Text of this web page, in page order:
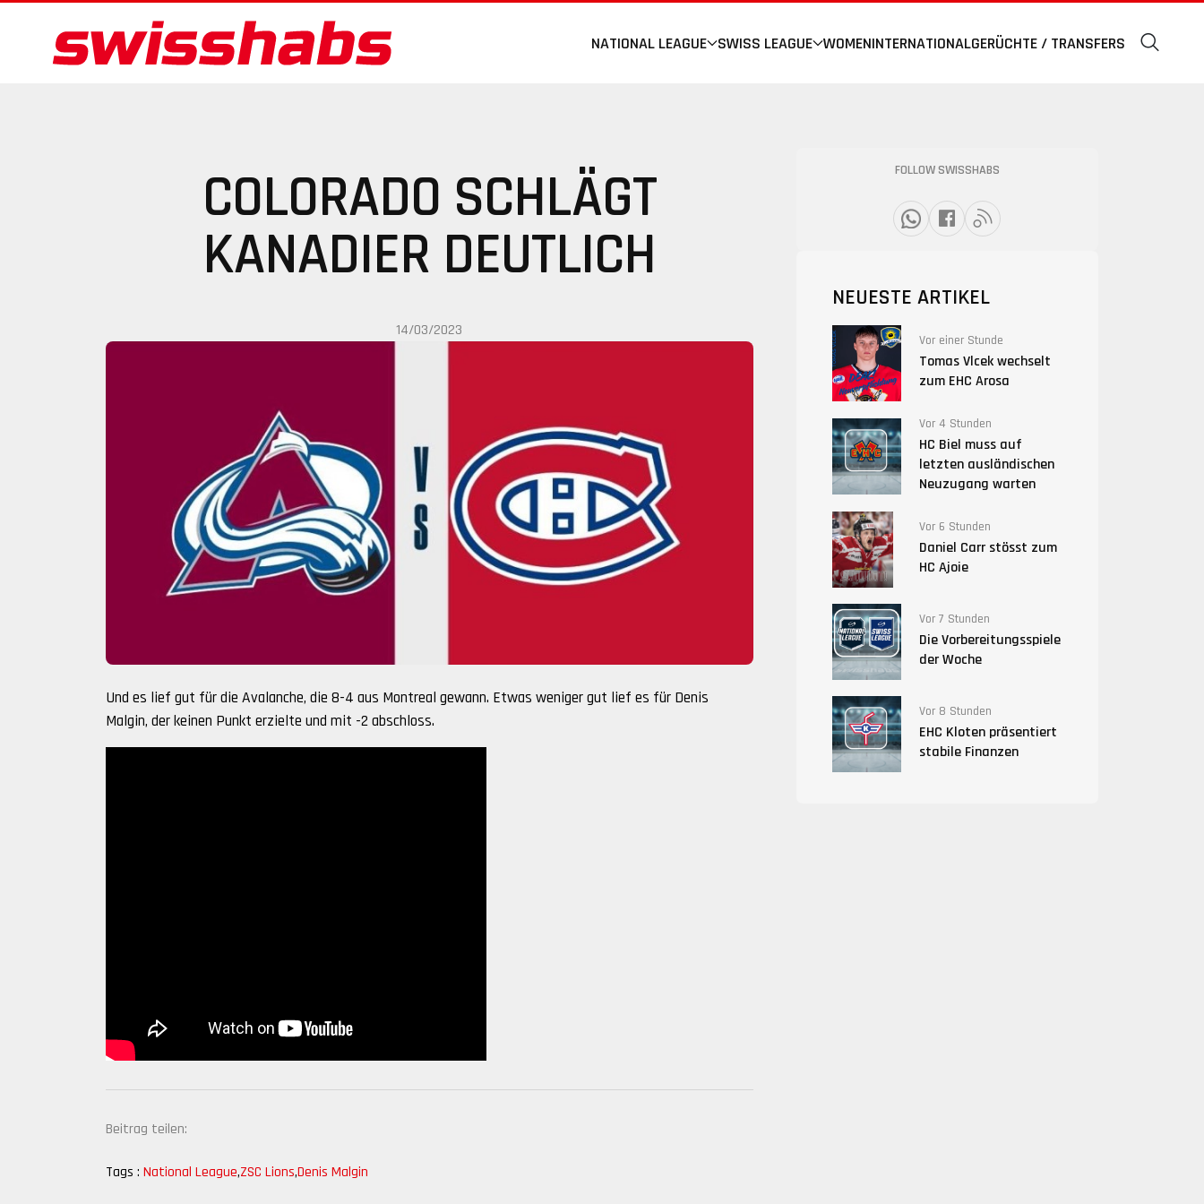
NATIONAL LEAGUE SWISS LEAGUE WOMENINTERNATIONALGERÜCHTE / TRANSFERS
COLORADO SCHLÄGT
KANADIER DEUTLICH
14/03/2023
Und es lief gut für die Avalanche, die 8-4 aus Montreal gewann. Etwas weniger gut lief es für Denis
Malgin, der keinen Punkt erzielte und mit -2 abschloss.
Beitrag teilen:
Tags : National League,ZSC Lions,Denis Malgin
FOLLOW SWISSHABS
NEUESTE ARTIKEL
Vor einer Stunde
Tomas Vlcek wechselt
zum EHC Arosa
Vor 4 Stunden
HC Biel muss auf
letzten ausländischen
Neuzugang warten
Vor 6 Stunden
Daniel Carr stösst zum
HC Ajoie
Vor 7 Stunden
Die Vorbereitungsspiele
der Woche
Vor 8 Stunden
EHC Kloten präsentiert
stabile Finanzen